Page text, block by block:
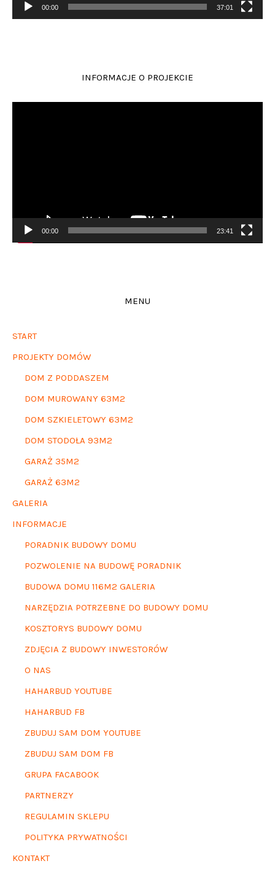
00:00 37:01
INFORMACJE O PROJEKCIE
00:00 23:41
MENU
START
PROJEKTY DOMÓW
DOM Z PODDASZEM
DOM MUROWANY 63M2
DOM SZKIELETOWY 63M2
DOM STODOŁA 93M2
GARAŻ 35M2
GARAŻ 63M2
GALERIA
INFORMACJE
PORADNIK BUDOWY DOMU
POZWOLENIE NA BUDOWĘ PORADNIK
BUDOWA DOMU 116M2 GALERIA
NARZĘDZIA POTRZEBNE DO BUDOWY DOMU
KOSZTORYS BUDOWY DOMU
ZDJĘCIA Z BUDOWY INWESTORÓW
O NAS
HAHARBUD YOUTUBE
HAHARBUD FB
ZBUDUJ SAM DOM YOUTUBE
ZBUDUJ SAM DOM FB
GRUPA FACABOOK
PARTNERZY
REGULAMIN SKLEPU
POLITYKA PRYWATNOŚCI
KONTAKT